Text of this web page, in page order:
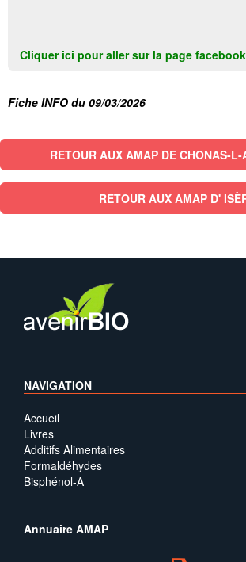
Cliquer ici pour aller sur la page
Fiche INFO du 09/03/2026
RETOUR AUX AMAP DE CHONAS-
RETOUR AUX AMAP D'
NAVIGATION
Accueil
Livres
Additifs Alimentaires
Formaldéhydes
Bisphénol-A
Annuaire AMAP